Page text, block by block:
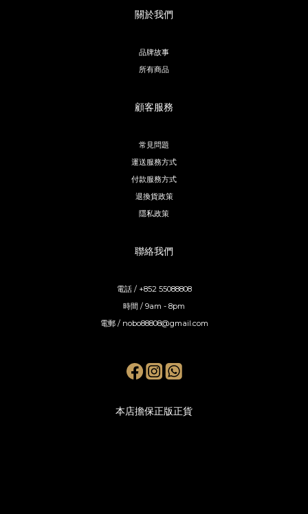
關於我們
品牌故事
所有商品
顧客服務
常見問題
運送服務方式
付款服務方式
退換貨政策
隱私政策
聯絡我們
電話 / +852 55088808
時間 / 9am - 8pm
電郵 / nobo88808@gmail.com
本店擔保正版正貨